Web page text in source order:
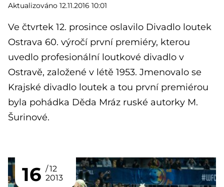
Aktualizováno 12.11.2016 10:01
Ve čtvrtek 12. prosince oslavilo Divadlo loutek
Ostrava 60. výročí první premiéry, kterou
uvedlo profesionální loutkové divadlo v
Ostravě, založené v létě 1953. Jmenovalo se
Krajské divadlo loutek a tou první premiérou
byla pohádka Děda Mráz ruské autorky M.
Šurinové.
16
12
2013